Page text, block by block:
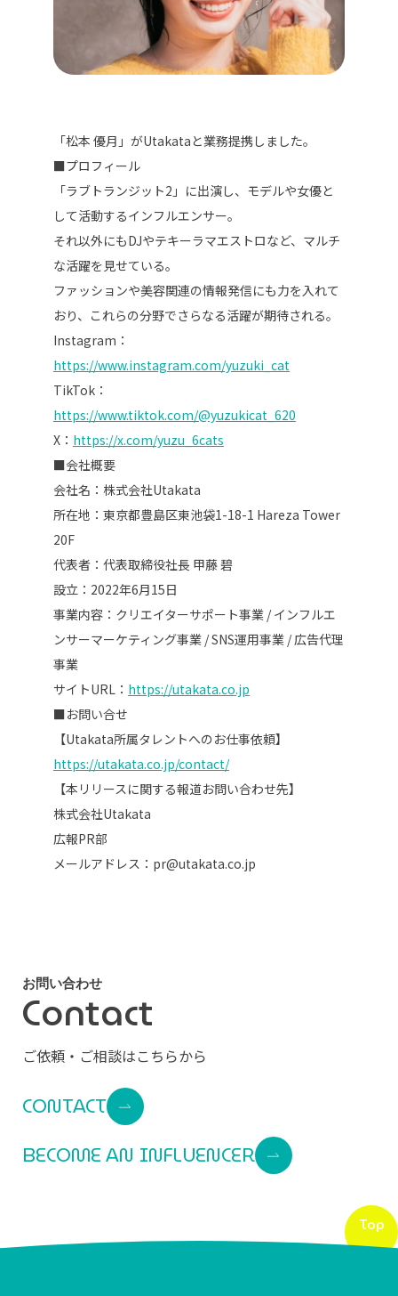
「松本 優月 」がUtakataと業務提携しました。
■プロフィール
「ラブトランジット2」に出演し、モデルや女優と
して活動するインフルエンサー。
それ以外にもDJやテキーラマエストロなど、マルチ
な活躍を見せている。
ファッションや美容関連の情報発信にも力を入れて
おり、これらの分野でさらなる活躍が期待される。
Instagram：
https://www.instagram.com/yuzuki_cat
TikTok：
https://www.tiktok.com/@yuzukicat_620
X： https://x.com/yuzu_6cats
■会社概要
会社名：株式会社Utakata
所在地：東京都豊島区東池袋1-18-1 Hareza Tower
20F
代表者：代表取締役社長 甲藤 碧
設立：2022年6月15日
事業内容：クリエイターサポート事業 / インフルエ
ンサーマーケティング事業 / SNS運用事業 / 広告代理
事業
サイトURL： https://utakata.co.jp
■お問い合せ
【Utakata所属タレントへのお仕事依頼】
https://utakata.co.jp/contact/
【本リリースに関する報道お問い合わせ先】
株式会社Utakata
広報PR部
メールアドレス：pr@utakata.co.jp
お問い合わせ
Contact
ご依頼・ご相談はこちらから
CONTACT
BECOME AN INFLUENCER
Top